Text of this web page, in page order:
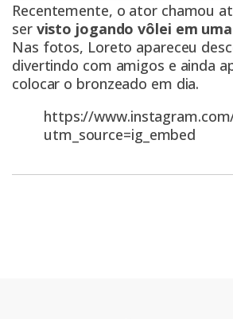
Recentemente, o ator chamou
ser visto jogando vôlei em
Nas fotos, Loreto apareceu
divertindo com amigos e ainda
colocar o bronzeado em dia.
https://
utm_source=ig_embed